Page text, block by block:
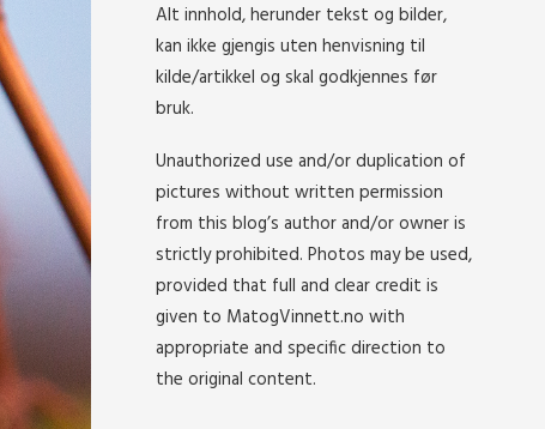
Alt innhold, herunder tekst og bilder,
kan ikke gjengis uten henvisning til
kilde/artikkel og skal godkjennes før
bruk.
Unauthorized use and/or duplication of
pictures without written permission
from this blog’s author and/or owner is
strictly prohibited. Photos may be used,
provided that full and clear credit is
given to MatogVinnett.no with
appropriate and specific direction to
the original content.